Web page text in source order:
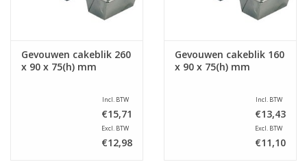
Gevouwen cakeblik 260
x 90 x 75(h) mm
Incl. BTW
€15,71
Excl. BTW
€12,98
Gevouwen cakeblik 160
x 90 x 75(h) mm
Incl. BTW
€13,43
Excl. BTW
€11,10